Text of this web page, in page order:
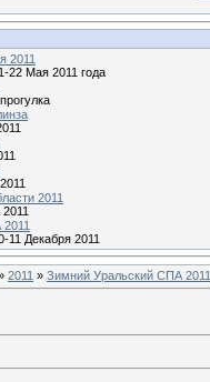
2011
22 Мая 2011 года
2011
11 Декабря 2011
2011 » Зимний Уральский СПА 2011